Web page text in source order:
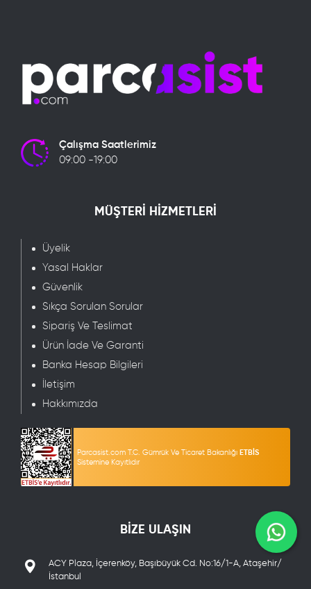
Çalışma Saatlerimiz
09:00 -19:00
MÜŞTERİ HİZMETLERİ
Üyelik
Yasal Haklar
Güvenlik
Sıkça Sorulan Sorular
Sipariş Ve Teslimat
Ürün İade Ve Garanti
Banka Hesap Bilgileri
İletişim
Hakkımızda
Parcasist.com T.C. Gümrük Ve Ticaret Bakanlığı ETBİS
Sistemine Kayıtlıdır
BİZE ULAŞIN
ACY Plaza, İçerenköy, Başıbüyük Cd. No:16/1-A, Ataşehir/
İstanbul